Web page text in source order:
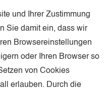
und Ihrer Zustimmung
Sie damit ein, dass wir
Browsereinstellungen
oder Ihren Browser so
von Cookies
erlauben. Durch die